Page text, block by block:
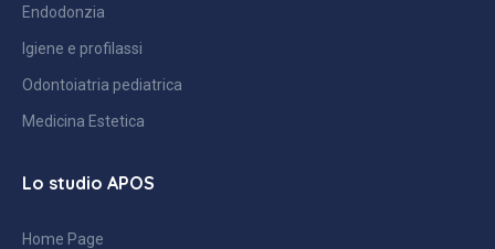
Endodonzia
Igiene e profilassi
Odontoiatria pediatrica
Medicina Estetica
Lo studio APOS
Home Page